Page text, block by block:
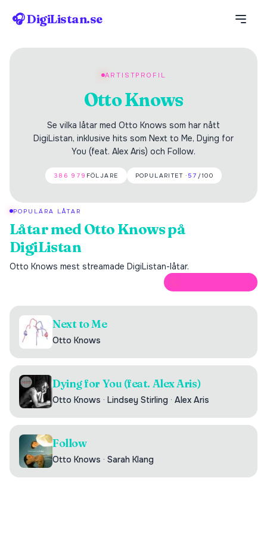
🎧 DigiListan.se
ARTISTPROFIL
Otto Knows
Se vilka låtar med Otto Knows som har nått
DigiListan, inklusive hits som Next to Me, Dying for
You (feat. Alex Aris) och Follow.
386 979 FÖLJARE POPULARITET · 57 /100
POPULÄRA LÅTAR
Låtar medOtto Knowspå
DigiListan
Otto Knows mest streamade DigiListan-låtar.
Next to Me
Otto Knows
Dying for You (feat. Alex Aris)
Otto Knows · Lindsey Stirling · Alex Aris
Follow
Otto Knows · Sarah Klang